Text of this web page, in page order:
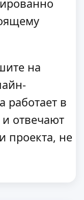
на
работает в
отвечают
проекта, не